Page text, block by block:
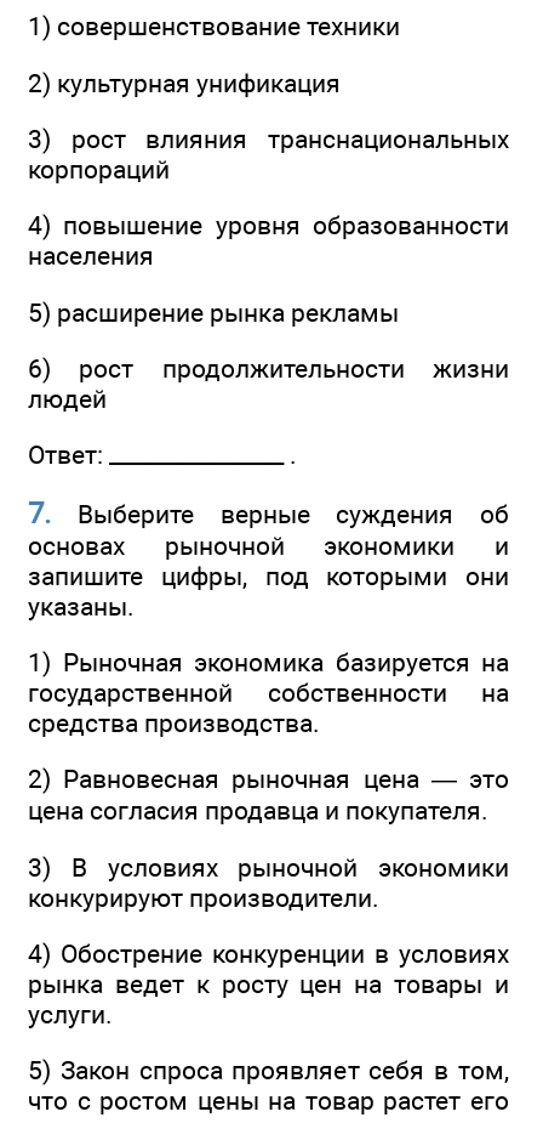
1) совершенствование техники
2) культурная унификация
3) рост влияния транснациональных
корпораций
4) повышение уровня образованности
населения
5) расширение рынка рекламы
6) рост продолжительности жизни
людей
Ответ: ________________ .
7. Выберите верные суждения об
основах рыночной экономики и
запишите цифры, под которыми они
указаны.
1) Рыночная экономика базируется на
государственной собственности на
средства производства.
2) Равновесная рыночная цена — это
цена согласия продавца и покупателя.
3) В условиях рыночной экономики
конкурируют производители.
4) Обострение конкуренции в условиях
рынка ведет к росту цен на товары и
услуги.
5) Закон спроса проявляет себя в том,
что с ростом цены на товар растет его